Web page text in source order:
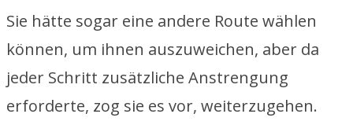
Sie hätte sogar eine andere Route wählen
können, um ihnen auszuweichen, aber da
jeder Schritt zusätzliche Anstrengung
erforderte, zog sie es vor, weiterzugehen.